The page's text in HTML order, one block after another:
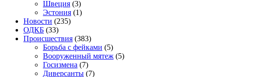
Швеция (3)
Эстония (1)
Новости (235)
ОДКБ (33)
Происшествия (383)
Борьба с фейками (5)
Вооруженный мятеж (5)
Госизмена (7)
Диверсанты (7)